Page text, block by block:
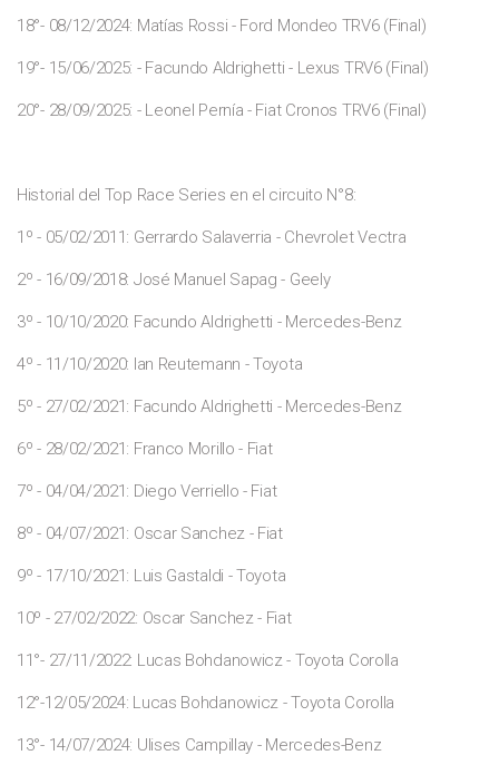
18°- 08/12/2024: Matías Rossi - Ford Mondeo TRV6 (Final)
19°- 15/06/2025: - Facundo Aldrighetti - Lexus TRV6 (Final)
20°- 28/09/2025: - Leonel Pernía - Fiat Cronos TRV6 (Final)
Historial del Top Race Series en el circuito N°8:
1º - 05/02/2011: Gerrardo Salaverria - Chevrolet Vectra
2º - 16/09/2018: José Manuel Sapag - Geely
3º - 10/10/2020: Facundo Aldrighetti - Mercedes-Benz
4º - 11/10/2020: Ian Reutemann - Toyota
5º - 27/02/2021: Facundo Aldrighetti - Mercedes-Benz
6º - 28/02/2021: Franco Morillo - Fiat
7º - 04/04/2021: Diego Verriello - Fiat
8º - 04/07/2021: Oscar Sanchez - Fiat
9º - 17/10/2021: Luis Gastaldi - Toyota
10º - 27/02/2022: Oscar Sanchez - Fiat
11°- 27/11/2022: Lucas Bohdanowicz - Toyota Corolla
12°-12/05/2024: Lucas Bohdanowicz - Toyota Corolla
13°- 14/07/2024: Ulises Campillay - Mercedes-Benz